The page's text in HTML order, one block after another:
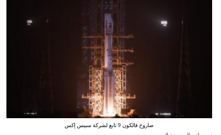
صاروخ فالكون 9 تابع لشركة سبيس إكس